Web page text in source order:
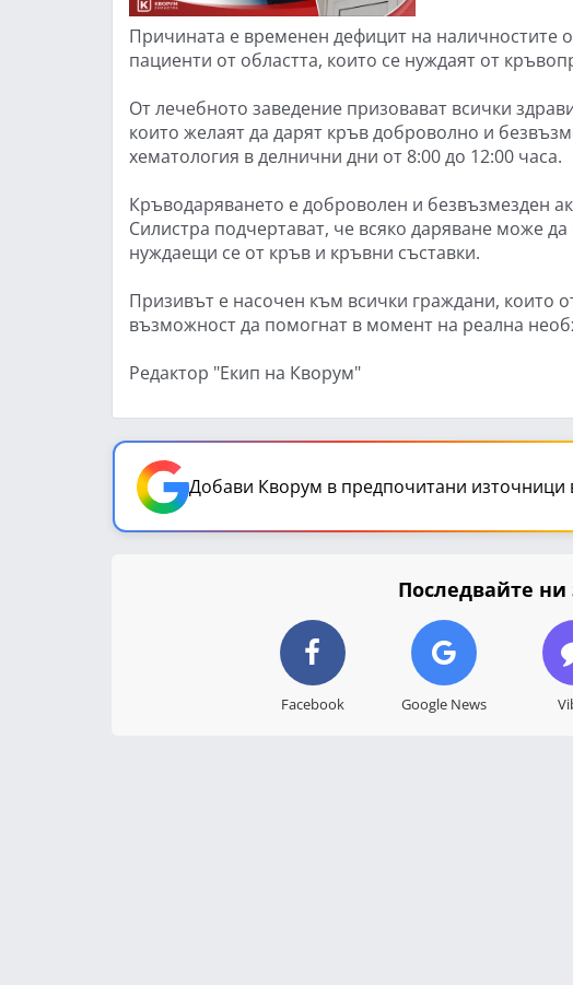
Причината е временен дефицит на наличностите
пациенти от областта, които се нуждаят от
От лечебното заведение призовават всички
които желаят да дарят кръв доброволно и
хематология в делнични дни от 8:00 до 12:00 часа.
Кръводаряването е доброволен и безвъзмезден
Силистра подчертават, че всяко даряване може
нуждаещи се от кръв и кръвни съставки.
Призивът е насочен към всички граждани, които
възможност да помогнат в момент на реална
Редактор "Екип на Кворум"
Добави Кворум в предпочитани източници
Последвайте
Facebook Google News